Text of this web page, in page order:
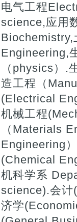
电气工程
science,应用
Engineering,
（physics）
造工程（
(Electrical
机械工程
（Materials
Engineering
(Chemical
机科学系
science).会
济学